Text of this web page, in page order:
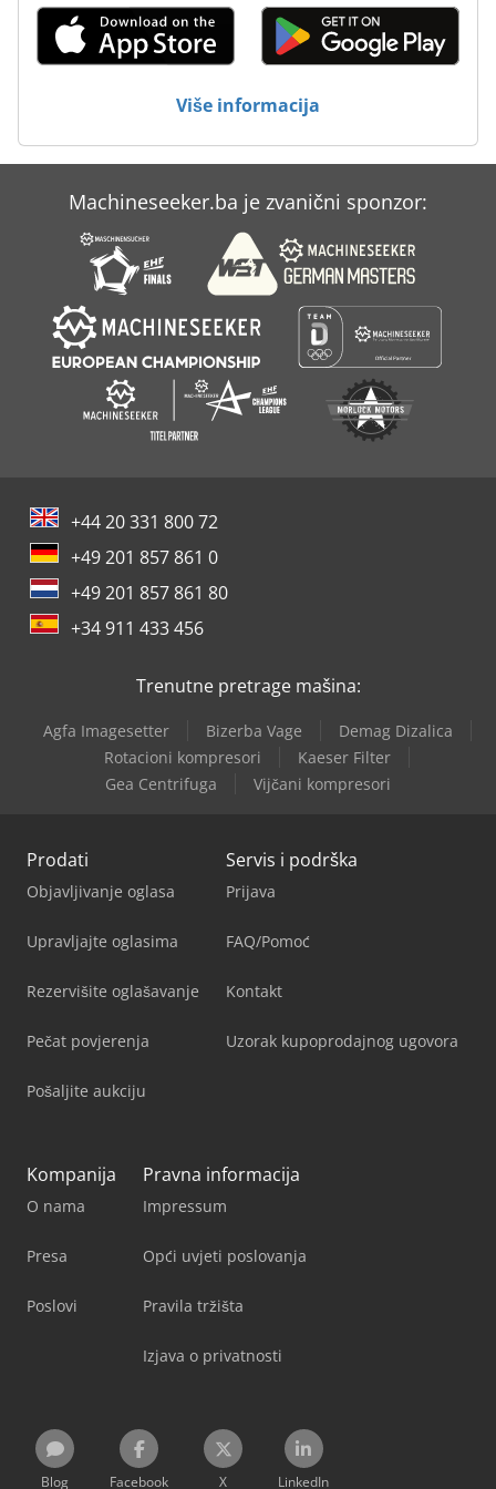
Za Preradu Drva
Više informacija
Machineseeker.ba je zvanični sponzor:
+44 20 331 800 72
+49 201 857 861 0
+49 201 857 861 80
+34 911 433 456
Trenutne pretrage mašina:
Agfa Imagesetter Bizerba Vage
Demag Dizalica
Rotacioni kompresori
Kaeser Filter
Gea Centrifuga
Vijčani kompresori
Prodati
Objavljivanje oglasa
Upravljajte oglasima
Rezervišite oglašavanje
Pečat povjerenja
Pošaljite aukciju
Servis i podrška
Prijava
FAQ/Pomoć
Kontakt
Uzorak kupoprodajnog ugovora
Kompanija
O nama
Presa
Poslovi
Pravna informacija
Impressum
Opći uvjeti poslovanja
Pravila tržišta
Izjava o privatnosti
Blog Facebook X LinkedIn